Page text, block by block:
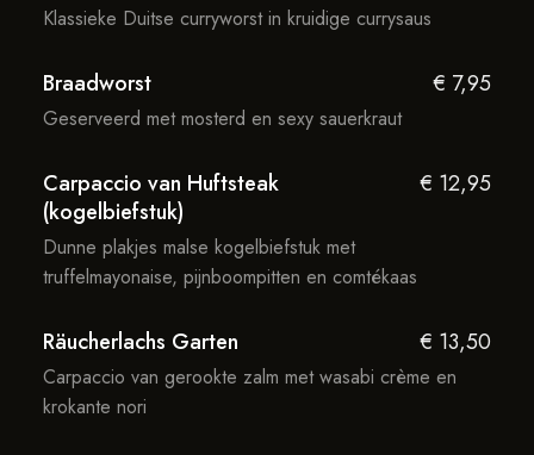
Klassieke Duitse curryworst in kruidige currysaus
Braadworst € 7,95
Geserveerd met mosterd en sexy sauerkraut
Carpaccio van Huftsteak
(kogelbiefstuk)
€ 12,95
Dunne plakjes malse kogelbiefstuk met
truffelmayonaise, pijnboompitten en comtékaas
Räucherlachs Garten € 13,50
Carpaccio van gerookte zalm met wasabi crème en
krokante nori